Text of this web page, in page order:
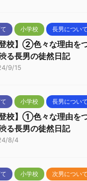
小学校 長男について
登校】②色々な理由を
る長男の徒然日記
9/15
小学校 長男について
登校】①色々な理由を
る長男の徒然日記
8/4
小学校 次男について